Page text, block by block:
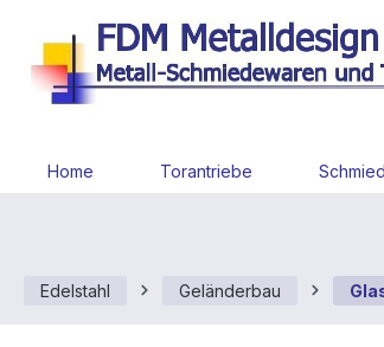
Hauptinhalt springen
Zur Suche springen
Zur Hauptnavigation springen
Home Torantriebe
Edelstahl Geländerbau